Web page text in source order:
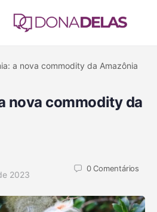
a nova commodity da Amazônia
nova commodity da
2023
0Comentários